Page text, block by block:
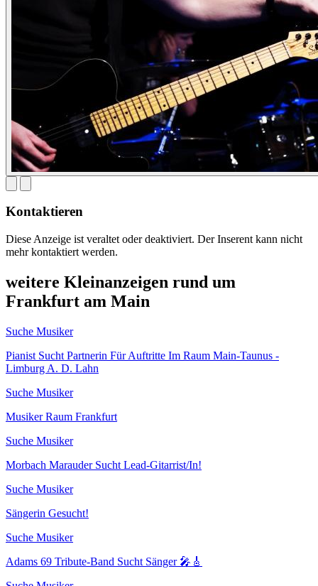
Kontaktieren
Diese Anzeige ist veraltet oder deaktiviert. Der Inserent kann nicht
mehr kontaktiert werden.
weitere Kleinanzeigen rund um
Frankfurt am Main
Suche Musiker
Pianist Sucht Partnerin Für Auftritte Im Raum Main-Taunus -
Limburg A. D. Lahn
Suche Musiker
Musiker Raum Frankfurt
Suche Musiker
Morbach Marauder Sucht Lead-Gitarrist/In!
Suche Musiker
Sängerin Gesucht!
Suche Musiker
Adams 69 Tribute-Band Sucht Sänger 🎤🎸